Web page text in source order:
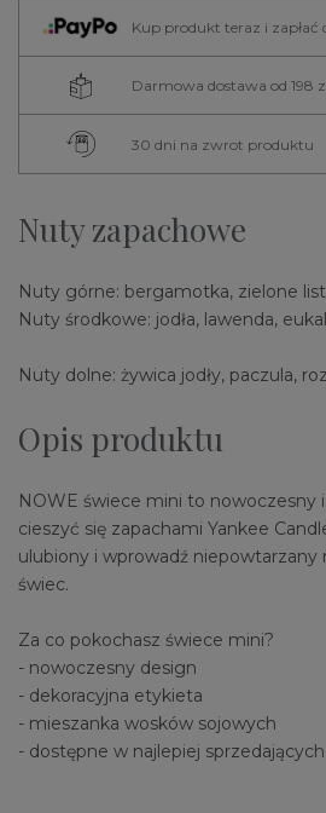
Kup produkt teraz i zapłać
Darmowa dostawa od 198
30 dni na zwrot produktu
Nuty zapachowe
Nuty górne: bergamotka, zielone
Nuty środkowe: jodła, lawenda,
Nuty dolne: żywica jodły, paczula,
Opis produktu
NOWE świece mini to nowoczesny
cieszyć się zapachami Yankee
ulubiony i wprowadź niepowtarzany
świec.
Za co pokochasz świece mini?
- nowoczesny design
- dekoracyjna etykieta
- mieszanka wosków sojowych
- dostępne w najlepiej